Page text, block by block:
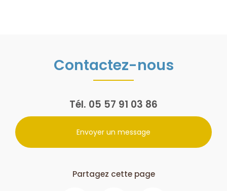
Contactez-nous
Tél. 05 57 91 03 86
Envoyer un message
Partagez cette page